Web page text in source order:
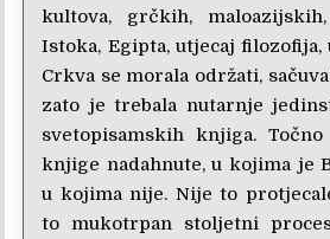
kultova, grčkih,
Istoka, Egipta, utjecaj filozofija,
Crkva se morala održati,
zato je trebala nutarnje
svetopisamskih knjiga.
knjige nadahnute, u kojima je
u kojima nije. Nije to
to mukotrpan stoljetni